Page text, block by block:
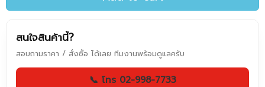
สนใจสินค้านี้?
สอบถามราคา / สั่งซื้อ ได้เลย ทีมงานพร้อมดูแลครับ
📞 โทร 02-998-7733